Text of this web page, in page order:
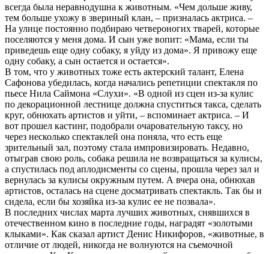
всегда была неравнодушна к животным. «Чем дольше живу,
тем больше ухожу в звериный клан, – призналась актриса. –
На улице постоянно подбираю четвероногих тварей, которые
поселяются у меня дома. И сын уже вопит: «Мама, если ты
приведешь еще одну собаку, я уйду из дома». Я привожу еще
одну собаку, а сын остается и остается».
В том, что у животных тоже есть актерский талант, Елена
Сафонова убедилась, когда начались репетиции спектакля по
пьесе Нила Саймона «Слухи». «В одной из сцен из-за кулис
по декорационной лестнице должна спуститься такса, сделать
круг, обнюхать артистов и уйти, – вспоминает актриса. – И
вот прошел кастинг, подобрали очаровательную таксу, но
через несколько спектаклей она поняла, что есть еще
зрительный зал, поэтому стала импровизировать. Недавно,
отыграв свою роль, собака решила не возвращаться за кулисы,
а спустилась под аплодисменты со сцены, прошла через зал и
вернулась за кулисы окружным путем. А вчера она, обнюхав
артистов, осталась на сцене досматривать спектакль. Так бы и
сидела, если бы хозяйка из-за кулис ее не позвала».
В последних числах марта лучших животных, снявшихся в
отечественном кино в последние годы, наградят «золотыми
клыками». Как сказал артист Денис Никифоров, «животные, в
отличие от людей, никогда не волнуются на съемочной